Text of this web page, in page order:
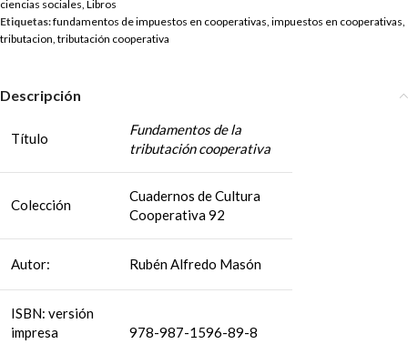
ciencias sociales, Libros
Etiquetas:fundamentos de impuestos en cooperativas, impuestos en cooperativas,
tributacion, tributación cooperativa
Descripción
Título
Fundamentos de la
tributación cooperativa
Colección
Cuadernos de Cultura
Cooperativa 92
Autor: Rubén Alfredo Masón
ISBN: versión
impresa
978-987-1596-89-8